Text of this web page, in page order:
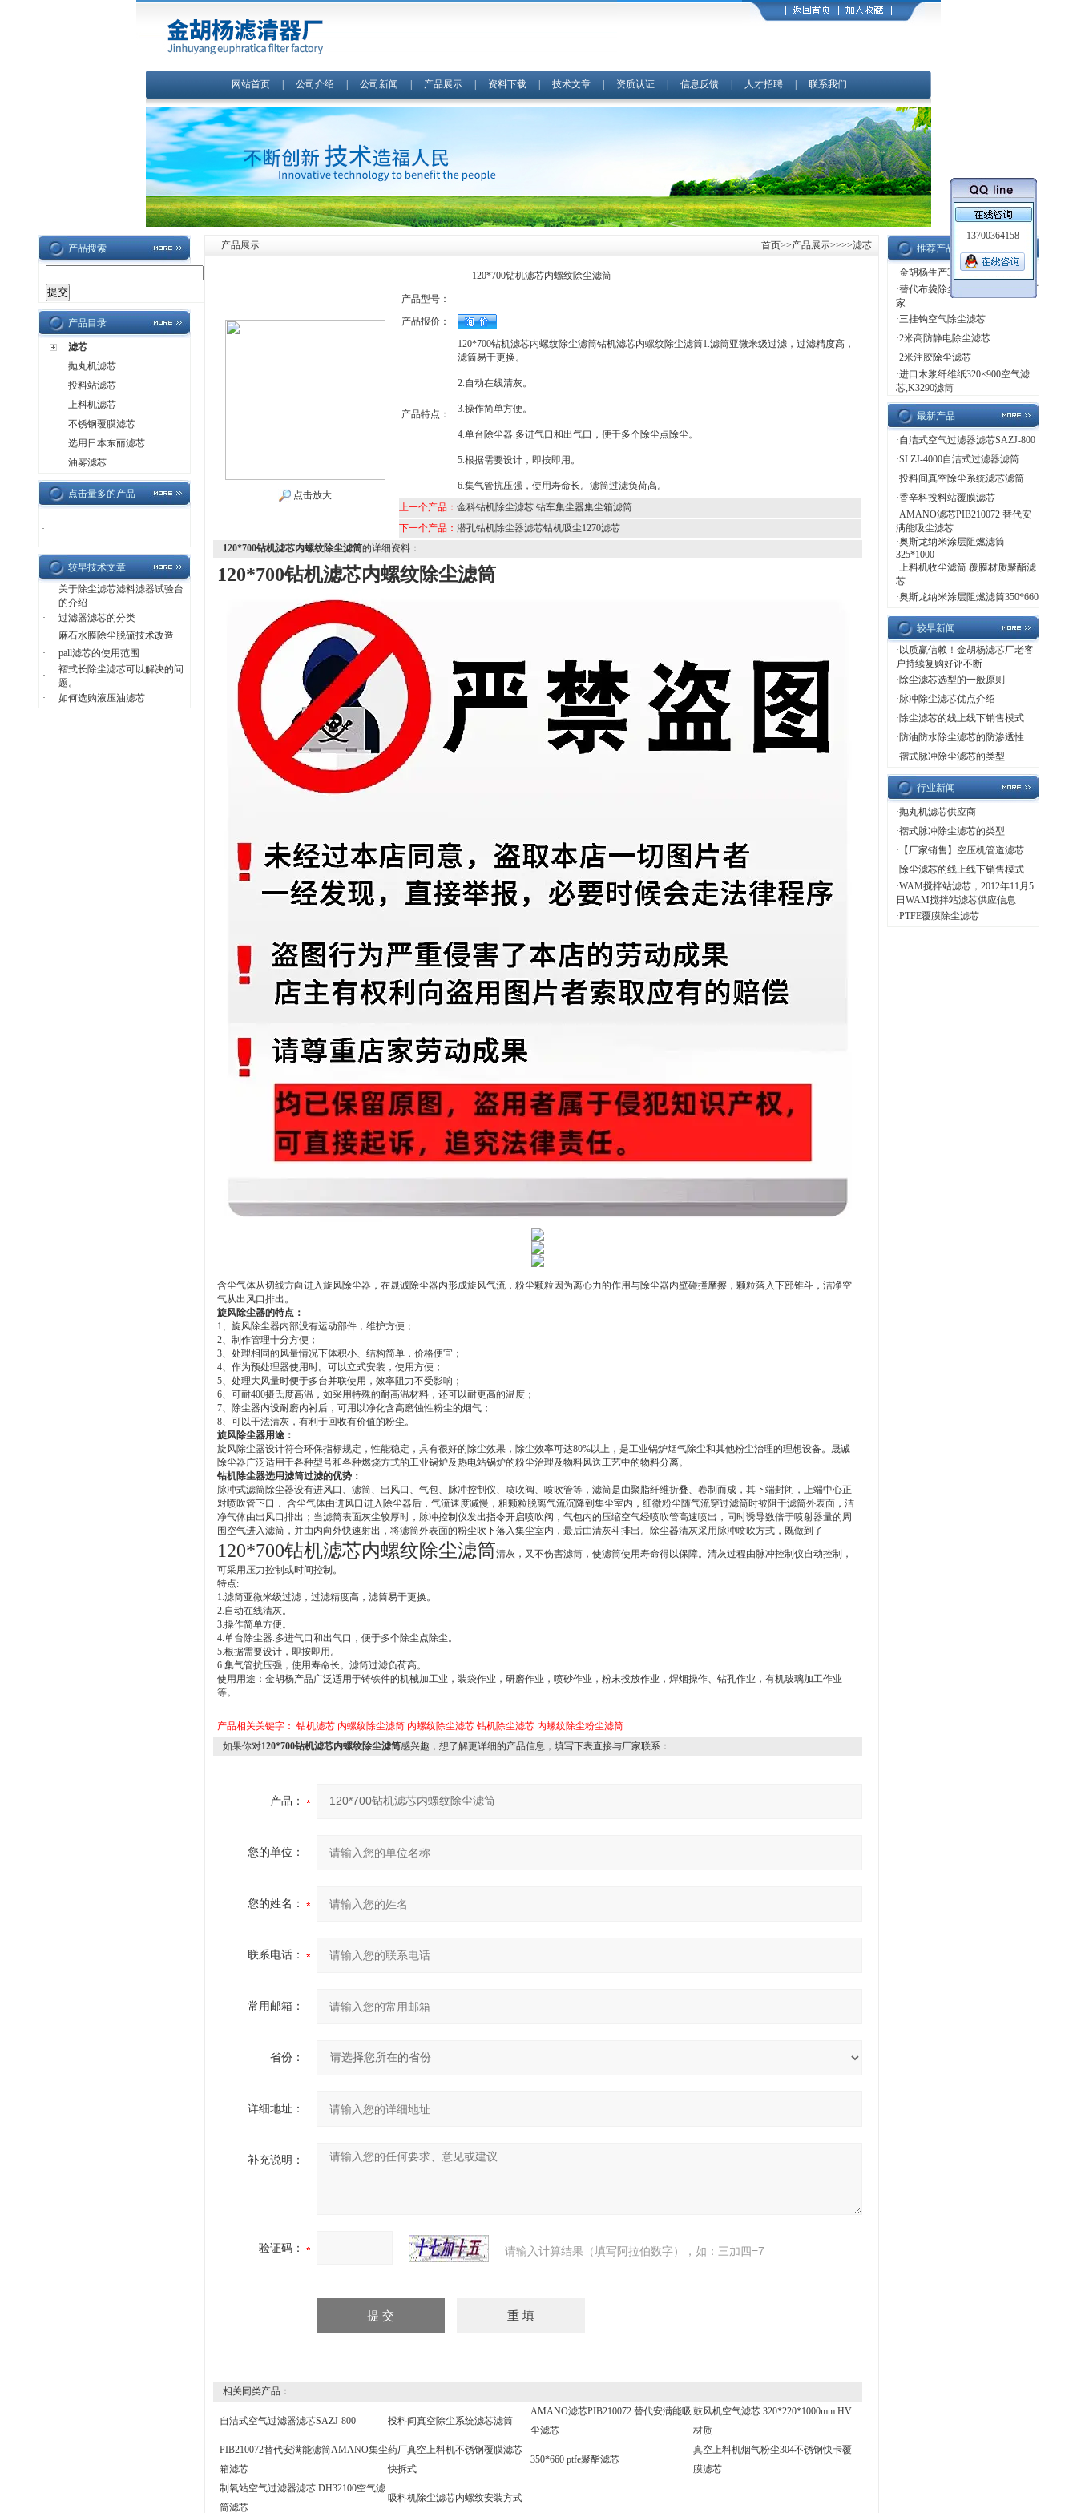
网站首页 公司介绍 公司新闻 产品展示 资料下载 技术文章 资质认证 信息反馈 人才招聘 联系我们
产品搜索
产品目录
滤芯
抛丸机滤芯
投料站滤芯
上料机滤芯
不锈钢覆膜滤芯
选用日本东丽滤芯
油雾滤芯
点击量多的产品
·
较早技术文章
·
关于除尘滤芯滤料滤器试验台
的介绍
·
过滤器滤芯的分类
·
麻石水膜除尘脱硫技术改造
·
pall滤芯的使用范围
·
褶式长除尘滤芯可以解决的问
题。
·
如何选购液压油滤芯
产品展示 首页>>产品展示>>>>滤芯
120*700钻机滤芯内螺纹除尘滤筒
点击放大
产品型号：
产品报价：
产品特点：
120*700钻机滤芯内螺纹除尘滤筒钻机滤芯内螺纹除尘滤筒1.滤筒亚微米级过滤，过滤精度高，
滤筒易于更换。
2.自动在线清灰。
3.操作简单方便。
4.单台除尘器.多进气口和出气口，便于多个除尘点除尘。
5.根据需要设计，即按即用。
6.集气管抗压强，使用寿命长。滤筒过滤负荷高。
上一个产品： 金科钻机除尘滤芯 钻车集尘器集尘箱滤筒
下一个产品： 潜孔钻机除尘器滤芯钻机吸尘1270滤芯
120*700钻机滤芯内螺纹除尘滤筒的详细资料：
120*700钻机滤芯内螺纹除尘滤筒
含尘气体从切线方向进入旋风除尘器，在晟诚除尘器内形成旋风气流，粉尘颗粒因为离心力的作用与除尘器内壁碰撞摩擦，颗粒落入下部锥斗，洁净空
气从出风口排出。
旋风除尘器的特点：
1、旋风除尘器内部没有运动部件，维护方便；
2、制作管理十分方便；
3、处理相同的风量情况下体积小、结构简单，价格便宜；
4、作为预处理器使用时。可以立式安装，使用方便；
5、处理大风量时便于多台并联使用，效率阻力不受影响；
6、可耐400摄氏度高温，如采用特殊的耐高温材料，还可以耐更高的温度；
7、除尘器内设耐磨内衬后，可用以净化含高磨蚀性粉尘的烟气；
8、可以干法清灰，有利于回收有价值的粉尘。
旋风除尘器用途：
旋风除尘器设计符合环保指标规定，性能稳定，具有很好的除尘效果，除尘效率可达80%以上，是工业锅炉烟气除尘和其他粉尘治理的理想设备。晟诚
除尘器广泛适用于各种型号和各种燃烧方式的工业锅炉及热电站锅炉的粉尘治理及物料风送工艺中的物料分离。
钻机除尘器选用滤筒过滤的优势：
脉冲式滤筒除尘器设有进风口、滤筒、出风口、气包、脉冲控制仪、喷吹阀、喷吹管等，滤筒是由聚脂纤维折叠、卷制而成，其下端封闭，上端中心正
对喷吹管下口． 含尘气体由进风口进入除尘器后，气流速度减慢，粗颗粒脱离气流沉降到集尘室内，细微粉尘随气流穿过滤筒时被阻于滤筒外表面，洁
净气体由出风口排出；当滤筒表面灰尘较厚时，脉冲控制仪发出指令开启喷吹阀，气包内的压缩空气经喷吹管高速喷出，同时诱导数倍于喷射器量的周
围空气进入滤筒，并由内向外快速射出，将滤筒外表面的粉尘吹下落入集尘室内，最后由清灰斗排出。除尘器清灰采用脉冲喷吹方式，既做到了
120*700钻机滤芯内螺纹除尘滤筒清灰，又不伤害滤筒，使滤筒使用寿命得以保障。清灰过程由脉冲控制仪自动控制，
可采用压力控制或时间控制。
特点:
1.滤筒亚微米级过滤，过滤精度高，滤筒易于更换。
2.自动在线清灰。
3.操作简单方便。
4.单台除尘器.多进气口和出气口，便于多个除尘点除尘。
5.根据需要设计，即按即用。
6.集气管抗压强，使用寿命长。滤筒过滤负荷高。
使用用途：金胡杨产品广泛适用于铸铁件的机械加工业，装袋作业，研磨作业，喷砂作业，粉末投放作业，焊烟操作、钻孔作业，有机玻璃加工作业
等。
产品相关关键字： 钻机滤芯 内螺纹除尘滤筒 内螺纹除尘滤芯 钻机除尘滤芯 内螺纹除尘粉尘滤筒
如果你对120*700钻机滤芯内螺纹除尘滤筒感兴趣，想了解更详细的产品信息，填写下表直接与厂家联系：
产品：
您的单位：
您的姓名：
联系电话：
常用邮箱：
省份：
详细地址：
补充说明：
验证码： 请输入计算结果（填写阿拉伯数字），如：三加四=7
相关同类产品：
自洁式空气过滤器滤芯SAZJ-800 投料间真空除尘系统滤芯滤筒
AMANO滤芯PIB210072 替代安满能吸
尘滤芯
鼓风机空气滤芯 320*220*1000mm HV
材质
PIB210072替代安满能滤筒AMANO集尘
箱滤芯
药厂真空上料机不锈钢覆膜滤芯
快拆式
350*660 ptfe聚酯滤芯
真空上料机烟气粉尘304不锈钢快卡覆
膜滤芯
制氧站空气过滤器滤芯 DH32100空气滤
筒滤芯
吸料机除尘滤芯内螺纹安装方式
推荐产品
·金胡杨生产3566除尘滤芯厂家
·替代布袋除尘滤芯2米滤芯生产厂
家
·三挂钩空气除尘滤芯
·2米高防静电除尘滤芯
·2米注胶除尘滤芯
·进口木浆纤维纸320×900空气滤
芯,K3290滤筒
最新产品
·自洁式空气过滤器滤芯SAZJ-800
·SLZJ-4000自洁式过滤器滤筒
·投料间真空除尘系统滤芯滤筒
·香辛料投料站覆膜滤芯
·AMANO滤芯PIB210072 替代安
满能吸尘滤芯
·奥斯龙纳米涂层阻燃滤筒
325*1000
·上料机收尘滤筒 覆膜材质聚酯滤
芯
·奥斯龙纳米涂层阻燃滤筒350*660
较早新闻
· 以质赢信赖！金胡杨滤芯厂老客
户持续复购好评不断
·除尘滤芯选型的一般原则
· 脉冲除尘滤芯优点介绍
·除尘滤芯的线上线下销售模式
·防油防水除尘滤芯的防渗透性
·褶式脉冲除尘滤芯的类型
行业新闻
·抛丸机滤芯供应商
·褶式脉冲除尘滤芯的类型
· 【厂家销售】空压机管道滤芯
·除尘滤芯的线上线下销售模式
·WAM搅拌站滤芯，2012年11月5
日WAM搅拌站滤芯供应信息
·PTFE覆膜除尘滤芯
13700364158